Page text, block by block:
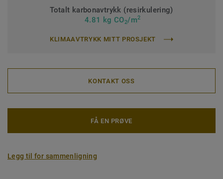
Totalt karbonavtrykk (resirkulering)
4.81 kg CO2/m2
KLIMAAVTRYKK MITT PROSJEKT
KONTAKT OSS
FÅ EN PRØVE
Legg til for sammenligning